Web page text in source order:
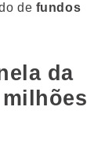
de fundos
da
milhões